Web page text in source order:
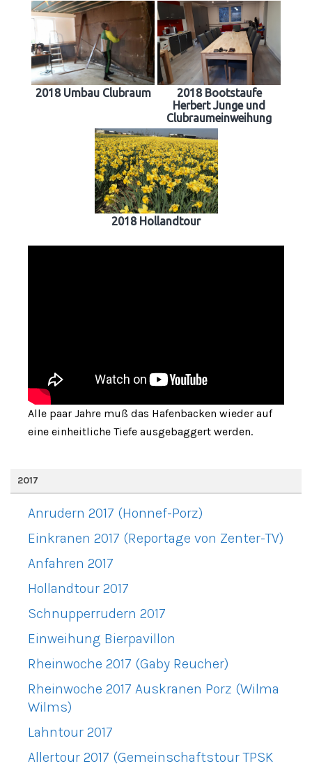
2018 Umbau Clubraum
2018 Bootstaufe
Herbert Junge und
Clubraumeinweihung
2018 Hollandtour
Alle paar Jahre muß das Hafenbacken wieder auf
eine einheitliche Tiefe ausgebaggert werden.
2017
Anrudern 2017 (Honnef-Porz)
Einkranen 2017 (Reportage von Zenter-TV)
Anfahren 2017
Hollandtour 2017
Schnupperrudern 2017
Einweihung Bierpavillon
Rheinwoche 2017 (Gaby Reucher)
Rheinwoche 2017 Auskranen Porz (Wilma
Wilms)
Lahntour 2017
Allertour 2017 (Gemeinschaftstour TPSK